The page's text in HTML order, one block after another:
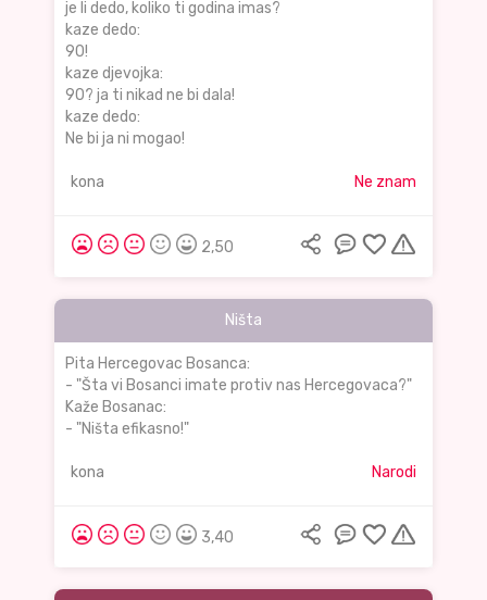
je li dedo, koliko ti godina imas?
kaze dedo:
90!
kaze djevojka:
90? ja ti nikad ne bi dala!
kaze dedo:
Ne bi ja ni mogao!
kona Ne znam
2,50
Ništa
Pita Hercegovac Bosanca:
- "Šta vi Bosanci imate protiv nas Hercegovaca?"
Kaže Bosanac:
- "Ništa efikasno!"
kona Narodi
3,40